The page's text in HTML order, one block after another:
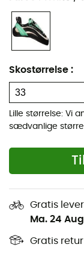
Skostørrelse :
Lille størrelse: Vi
sædvanlige
Gratis
Ma. 24
Gratis
Liggeunderlag
Pandelamper
Soveposer
Ispigge
Vandresko
Trailsko
Løbesko
Rygbærere